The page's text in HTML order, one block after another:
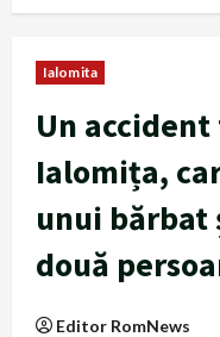
Ialomita
Un
Ialomița,
unui bărbat
două
Editor RomNews